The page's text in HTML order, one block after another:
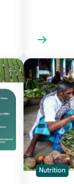
Nutrition